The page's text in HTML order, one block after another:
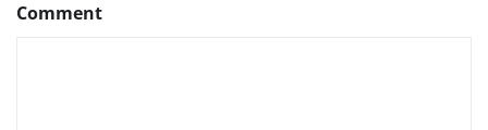
Comment